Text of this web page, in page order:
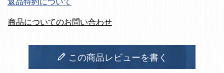
商品についてのお問い合わせ
この商品レビューを書く